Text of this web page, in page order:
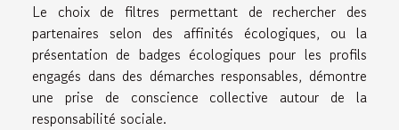
Le choix de filtres permettant de rechercher des
partenaires selon des affinités écologiques, ou la
présentation de badges écologiques pour les profils
engagés dans des démarches responsables, démontre
une prise de conscience collective autour de la
responsabilité sociale.